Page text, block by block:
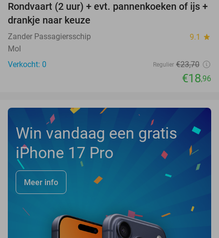
20%
TODAY
Rondvaart (2 uur) + evt. pannenkoeken of ijs +
drankje naar keuze
Zander Passagiersschip 9.1 star
Mol
Verkocht: 0
Regulier €23,70
€18,96
Win vandaag een gratis
iPhone 17 Pro
Meer info